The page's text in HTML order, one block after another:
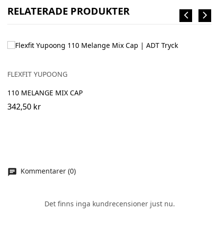
RELATERADE PRODUKTER
FLEXFIT YUPOONG
110 MELANGE MIX CAP
342,50 kr
Kommentarer (0)
Det finns inga kundrecensioner just nu.